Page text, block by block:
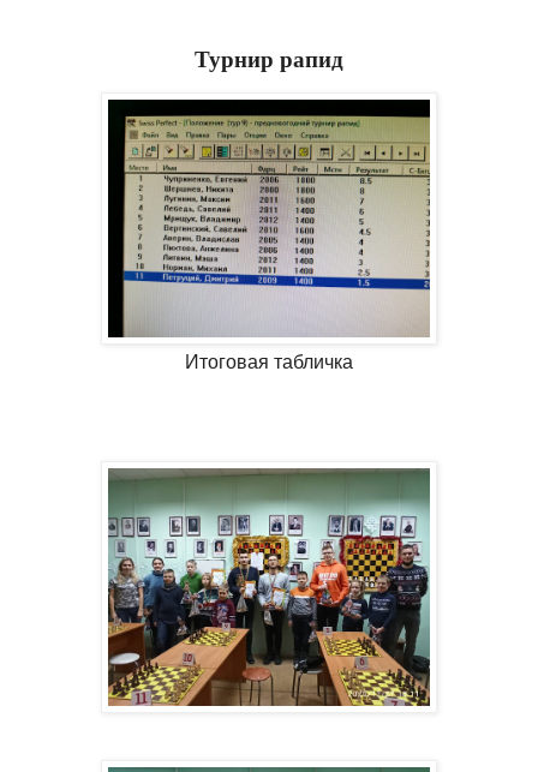
Турнир рапид
Итоговая табличка